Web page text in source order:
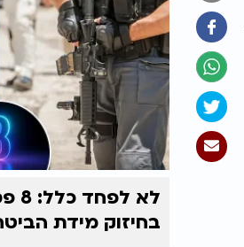
בחיזוק מידת